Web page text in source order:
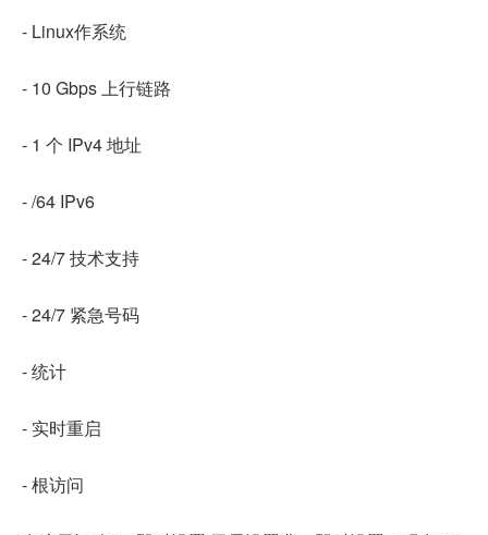
- Linux作系统
- 10 Gbps 上行链路
- 1 个 IPv4 地址
- /64 IPv6
- 24/7 技术支持
- 24/7 紧急号码
- 统计
- 实时重启
- 根访问